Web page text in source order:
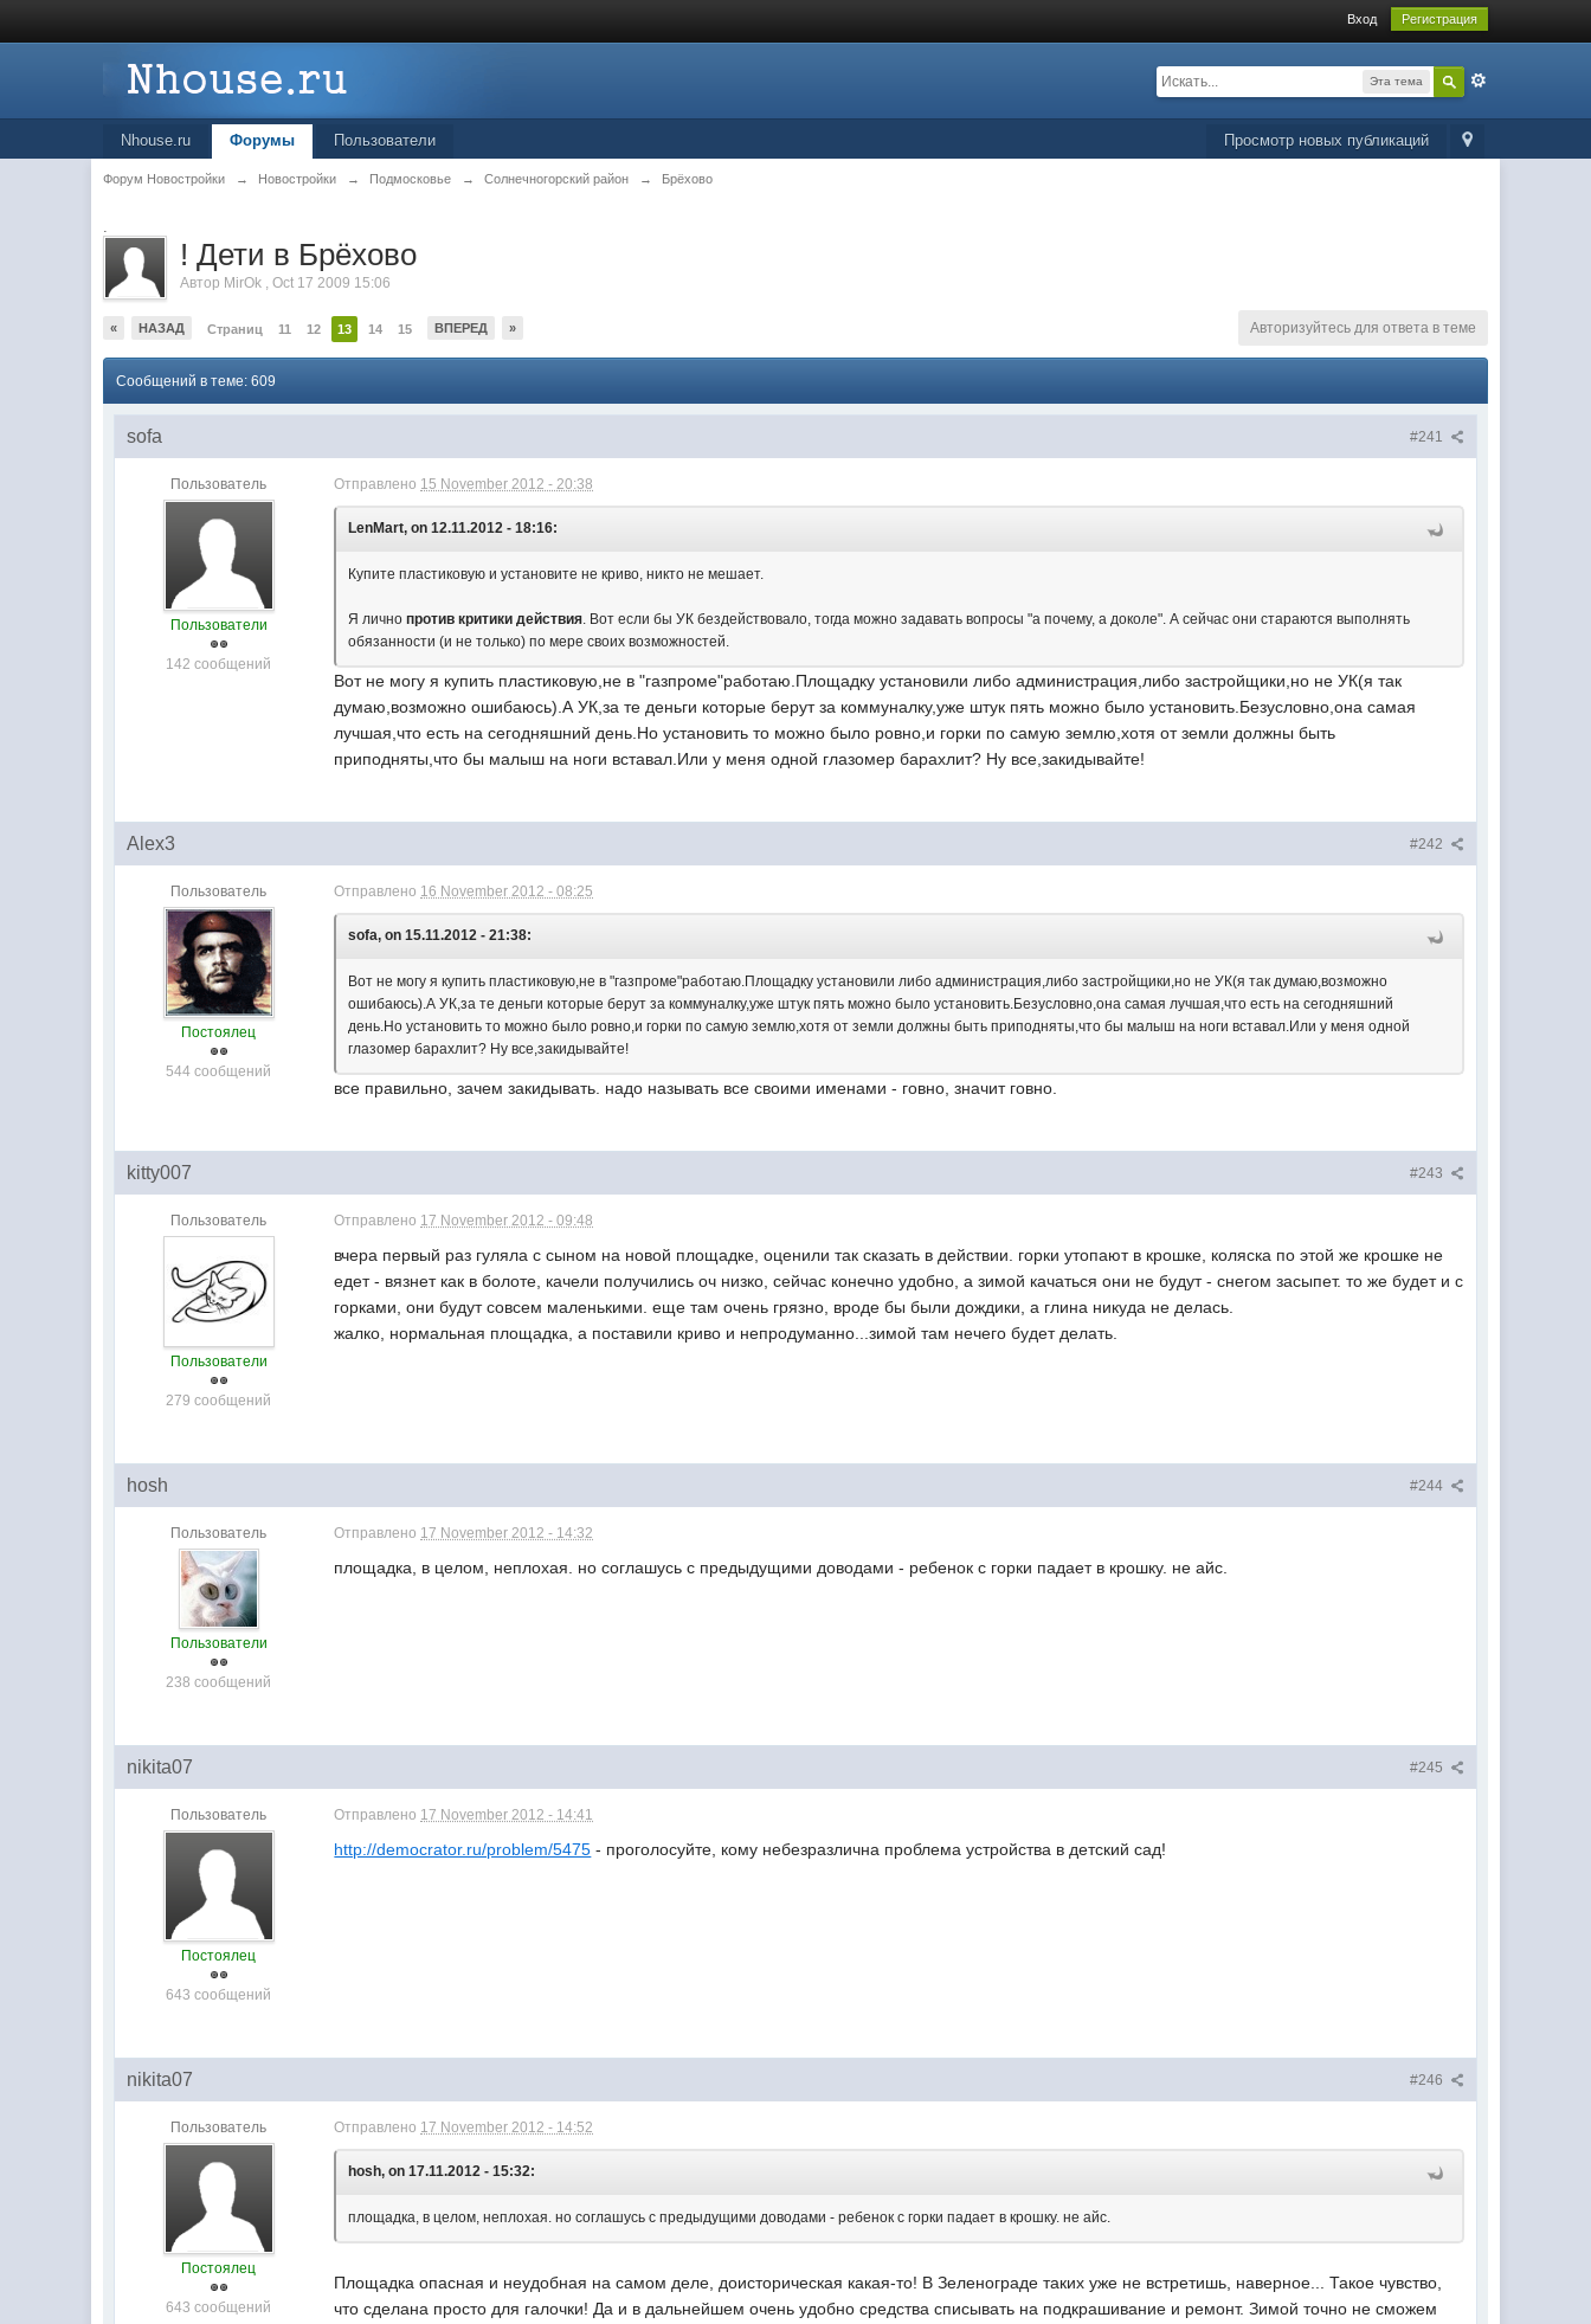
Вход Регистрация
Эта тема
Просмотр новых публикаций
Nhouse.ru Форумы Пользователи
Форум Новостройки → Новостройки → Подмосковье → Солнечногорский район → Брёхово
.
! Дети в Брёхово
Автор MirOk ,Oct 17 2009 15:06
« НАЗАД Страниц 11 12 13 14 15 ВПЕРЕД » Авторизуйтесь для ответа в теме
Сообщений в теме: 609
#241
sofa
Пользователь
Пользователи
142 сообщений
Отправлено 15 November 2012 - 20:38
LenMart, on 12.11.2012 - 18:16:
Купите пластиковую и установите не криво, никто не мешает.
Я личнопротив критики действия. Вот если бы УК бездействовало, тогда можно задавать вопросы "а почему, а доколе". А сейчас они стараются выполнять
обязанности (и не только) по мере своих возможностей.
Вот не могу я купить пластиковую,не в "газпроме"работаю.Площадку установили либо администрация,либо застройщики,но не УК(я так
думаю,возможно ошибаюсь).А УК,за те деньги которые берут за коммуналку,уже штук пять можно было установить.Безусловно,она самая
лучшая,что есть на сегодняшний день.Но установить то можно было ровно,и горки по самую землю,хотя от земли должны быть
приподняты,что бы малыш на ноги вставал.Или у меня одной глазомер барахлит? Ну все,закидывайте!
#242
Alex3
Пользователь
Постоялец
544 сообщений
Отправлено 16 November 2012 - 08:25
sofa, on 15.11.2012 - 21:38:
Вот не могу я купить пластиковую,не в "газпроме"работаю.Площадку установили либо администрация,либо застройщики,но не УК(я так думаю,возможно
ошибаюсь).А УК,за те деньги которые берут за коммуналку,уже штук пять можно было установить.Безусловно,она самая лучшая,что есть на сегодняшний
день.Но установить то можно было ровно,и горки по самую землю,хотя от земли должны быть приподняты,что бы малыш на ноги вставал.Или у меня одной
глазомер барахлит? Ну все,закидывайте!
все правильно, зачем закидывать. надо называть все своими именами - говно, значит говно.
#243
kitty007
Пользователь
Пользователи
279 сообщений
Отправлено 17 November 2012 - 09:48
вчера первый раз гуляла с сыном на новой площадке, оценили так сказать в действии. горки утопают в крошке, коляска по этой же крошке не
едет - вязнет как в болоте, качели получились оч низко, сейчас конечно удобно, а зимой качаться они не будут - снегом засыпет. то же будет и с
горками, они будут совсем маленькими. еще там очень грязно, вроде бы были дождики, а глина никуда не делась.
жалко, нормальная площадка, а поставили криво и непродуманно...зимой там нечего будет делать.
#244
hosh
Пользователь
Пользователи
238 сообщений
Отправлено 17 November 2012 - 14:32
площадка, в целом, неплохая. но соглашусь с предыдущими доводами - ребенок с горки падает в крошку. не айс.
#245
nikita07
Пользователь
Постоялец
643 сообщений
Отправлено 17 November 2012 - 14:41
http://democrator.ru/problem/5475 - проголосуйте, кому небезразлична проблема устройства в детский сад!
#246
nikita07
Пользователь
Постоялец
643 сообщений
Отправлено 17 November 2012 - 14:52
hosh, on 17.11.2012 - 15:32:
площадка, в целом, неплохая. но соглашусь с предыдущими доводами - ребенок с горки падает в крошку. не айс.
Площадка опасная и неудобная на самом деле, доисторическая какая-то! В Зеленограде таких уже не встретишь, наверное... Такое чувство,
что сделана просто для галочки! Да и в дальнейшем очень удобно средства списывать на подкрашивание и ремонт. Зимой точно не сможем